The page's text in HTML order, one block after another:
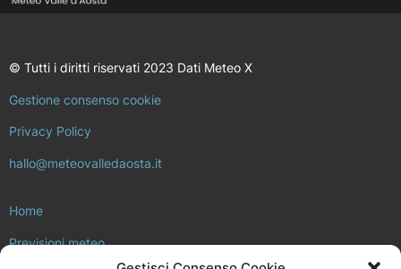
© Tutti i diritti riservati 2023 Dati Meteo X
Gestione consenso cookie
Privacy Policy
hallo@meteovalledaosta.it
Home
Previsioni meteo